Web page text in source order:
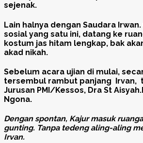
sejenak.
Lain halnya dengan Saudara
sosial yang satu ini, datang ke
kostum jas hitam lengkap, bak
akad nikah.
Sebelum acara ujian di mulai,
tersembul rambut panjang Irvan,
Jurusan PMI/Kessos, Dra St
Ngona.
Dengan spontan, Kajur masuk
gunting. Tanpa tedeng aling-aling
Irvan.